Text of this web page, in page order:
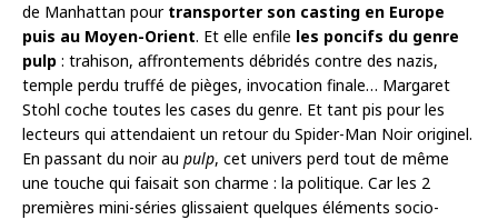
de Manhattan pour transporter son casting en Europe
puis au Moyen-Orient. Et elle enfile les poncifs du genre
pulp : trahison, affrontements débridés contre des nazis,
temple perdu truffé de pièges, invocation finale… Margaret
Stohl coche toutes les cases du genre. Et tant pis pour les
lecteurs qui attendaient un retour du Spider-Man Noir originel.
En passant du noir au pulp, cet univers perd tout de même
une touche qui faisait son charme : la politique. Car les 2
premières mini-séries glissaient quelques éléments socio-